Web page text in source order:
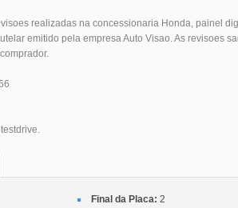
realizadas na concessionaria Honda, painel
emitido pela empresa Auto Visao. As revisoes
Final da Placa: 2